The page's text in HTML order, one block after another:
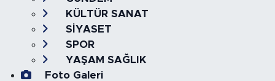
KÜLTÜR SANAT
SİYASET
SPOR
YAŞAM SAĞLIK
Foto Galeri